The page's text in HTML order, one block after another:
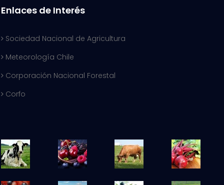
Enlaces de Interés
Sociedad Nacional de Agricultura
Meteorología Chile
Corporación Nacional Forestal
Corfo